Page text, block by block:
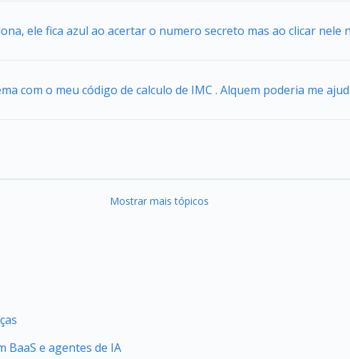
ele fica azul ao acertar o numero secreto mas ao clicar nele
com o meu código de calculo de IMC . Alquem poderia me
Mostrar mais tópicos
BaaS e agentes de IA